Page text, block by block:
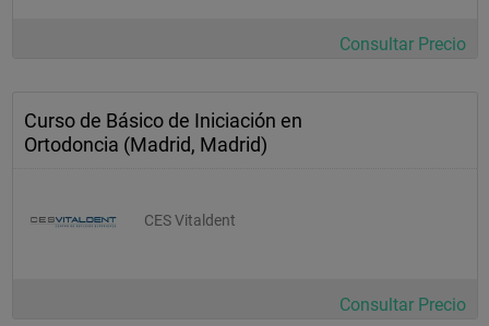
Consultar Precio
Curso de Básico de Iniciación en
Ortodoncia (Madrid, Madrid)
CES Vitaldent
Consultar Precio